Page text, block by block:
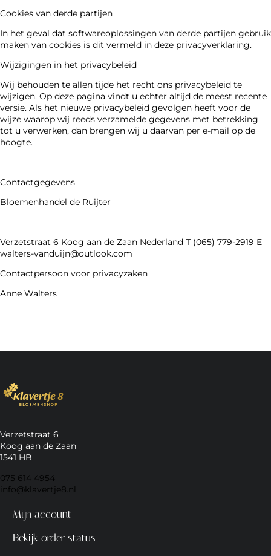
Cookies van derde partijen
In het geval dat softwareoplossingen van derde partijen gebruik
maken van cookies is dit vermeld in deze privacyverklaring.
Wijzigingen in het privacybeleid
Wij behouden te allen tijde het recht ons privacybeleid te
wijzigen. Op deze pagina vindt u echter altijd de meest recente
versie. Als het nieuwe privacybeleid gevolgen heeft voor de
wijze waarop wij reeds verzamelde gegevens met betrekking
tot u verwerken, dan brengen wij u daarvan per e-mail op de
hoogte.
Contactgegevens
Bloemenhandel de Ruijter
Verzetstraat 6 Koog aan de Zaan Nederland T (065) 779-2919 E
walters-vanduijn@outlook.com
Contactpersoon voor privacyzaken
Anne Walters
Verzetstraat 6
Koog aan de Zaan
1541 HB
075 614 4954
info@klavertje8.nl
Mijn account
Bekijk order status